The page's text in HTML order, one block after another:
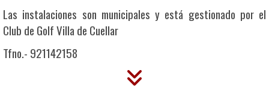
Las instalaciones son municipales y está gestionado por el
Club de Golf Villa de Cuellar
Tfno.- 921142158